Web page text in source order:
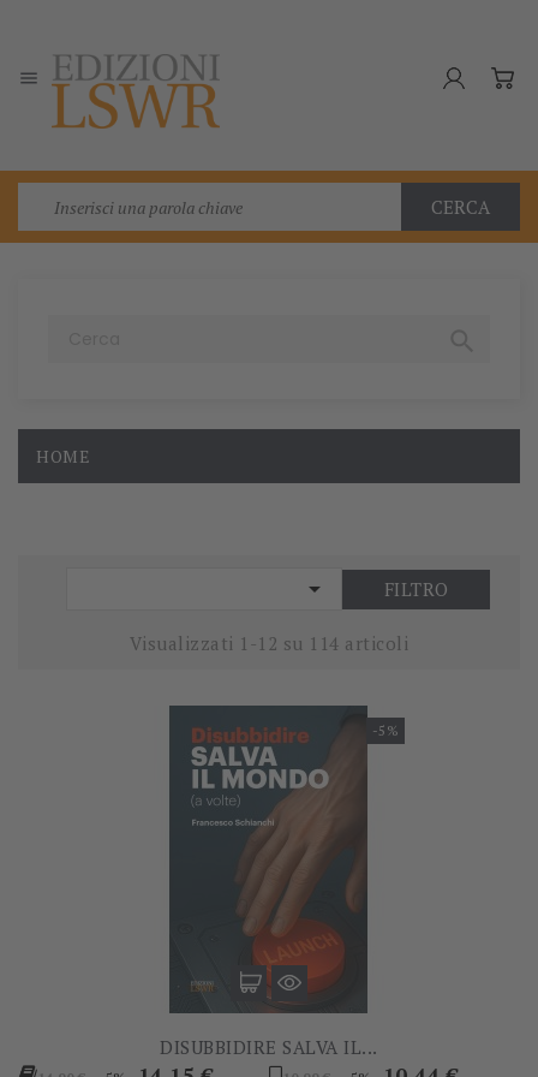

CERCA
HOME
 FILTRO
Visualizzati 1-12 su 114 articoli
-5%
DISUBBIDIRE SALVA IL...